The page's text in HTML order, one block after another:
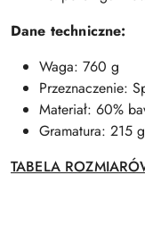
Dane techniczne:
Waga: 760 g
Przeznaczenie:
Materiał: 60%
Gramatura: 215
TABELA